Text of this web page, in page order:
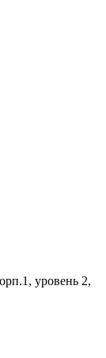
уровень 2,